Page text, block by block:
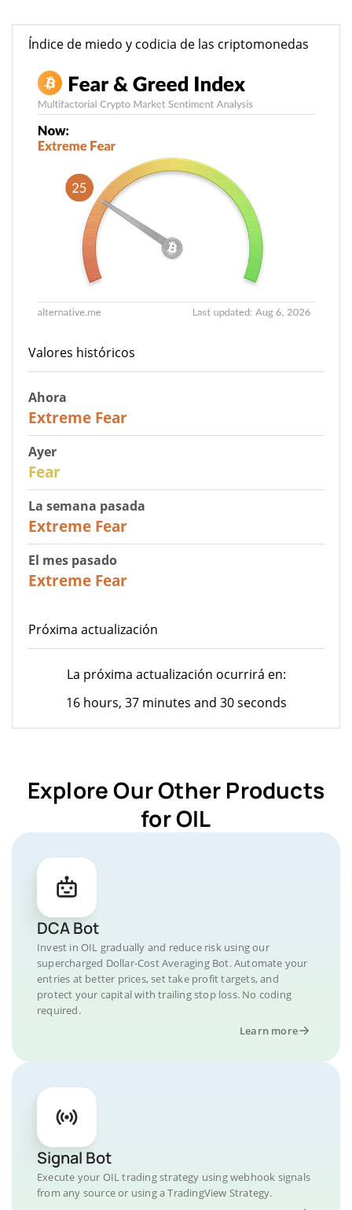
Índice de miedo y codicia de las criptomonedas
Valores históricos
Ahora
Extreme Fear
Ayer
Fear
La semana pasada
Extreme Fear
El mes pasado
Extreme Fear
Próxima actualización
La próxima actualización ocurrirá en:
16 hours, 37 minutes and 30 seconds
Explore Our Other Products
for OIL
DCA Bot
Invest in OIL gradually and reduce risk using our
supercharged Dollar-Cost Averaging Bot. Automate your
entries at better prices, set take profit targets, and
protect your capital with trailing stop loss. No coding
required.
Learn more
Signal Bot
Execute your OIL trading strategy using webhook signals
from any source or using a TradingView Strategy.